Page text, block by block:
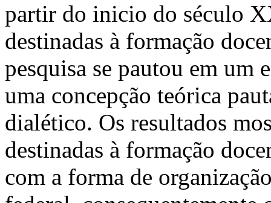
partir do inicio do século
destinadas à formação
pesquisa se pautou em
uma concepção teórica
dialético. Os resultados
destinadas à formação
com a forma de